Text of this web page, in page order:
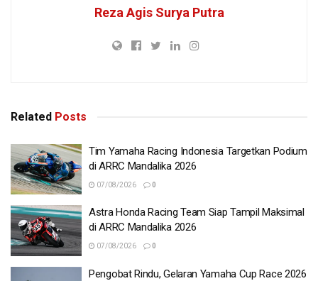
Reza Agis Surya Putra
Related Posts
Tim Yamaha Racing Indonesia Targetkan Podium
di ARRC Mandalika 2026
07/08/2026 0
Astra Honda Racing Team Siap Tampil Maksimal
di ARRC Mandalika 2026
07/08/2026 0
Pengobat Rindu, Gelaran Yamaha Cup Race 2026